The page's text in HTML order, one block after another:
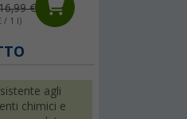
€
/ 1 l)
agli
chimici e